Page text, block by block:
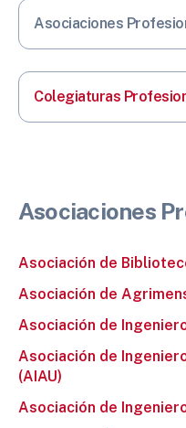
Asociaciones
Colegiaturas
Asociaciones
Asociación de
Asociación de
Asociación de
Asociación de
(AIAU)
Asociación de